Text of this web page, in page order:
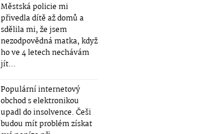
Městská policie mi
přivedla dítě až domů a
sdělila mi, že jsem
nezodpovědná matka, když
ho ve 4 letech nechávám
jít...
Populární internetový
obchod s elektronikou
upadl do insolvence. Češi
budou mít problém získat